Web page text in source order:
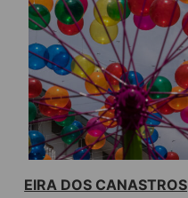
EIRA DOS CANASTROS